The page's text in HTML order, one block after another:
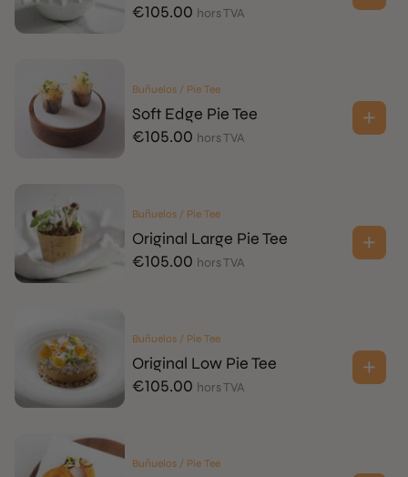
€105.00 hors TVA
Buñuelos / Pie Tee
Soft Edge Pie Tee
€105.00 hors TVA
Buñuelos / Pie Tee
Original Large Pie Tee
€105.00 hors TVA
Buñuelos / Pie Tee
Original Low Pie Tee
€105.00 hors TVA
Buñuelos / Pie Tee